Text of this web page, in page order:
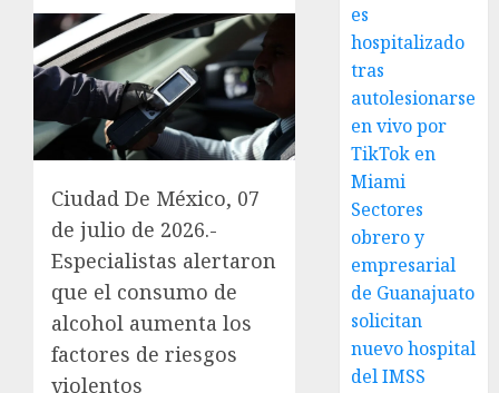
Ciudad De México, 07
de julio de 2026.-
Especialistas alertaron
que el consumo de
alcohol aumenta los
factores de riesgos
violentos
es
hospitalizado
tras
autolesionarse
en vivo por
TikTok en
Miami
Sectores
obrero y
empresarial
de Guanajuato
solicitan
nuevo hospital
del IMSS